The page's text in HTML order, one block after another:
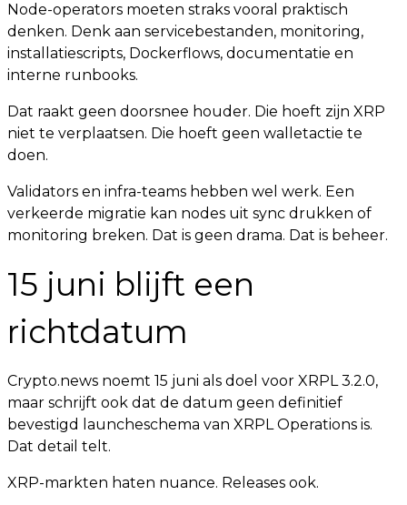
Node-operators moeten straks vooral praktisch
denken. Denk aan servicebestanden, monitoring,
installatiescripts, Dockerflows, documentatie en
interne runbooks.
Dat raakt geen doorsnee houder. Die hoeft zijn XRP
niet te verplaatsen. Die hoeft geen walletactie te
doen.
Validators en infra-teams hebben wel werk. Een
verkeerde migratie kan nodes uit sync drukken of
monitoring breken. Dat is geen drama. Dat is beheer.
15 juni blijft een
richtdatum
Crypto.news noemt 15 juni als doel voor XRPL 3.2.0,
maar schrijft ook dat de datum geen definitief
bevestigd launcheschema van XRPL Operations is.
Dat detail telt.
XRP-markten haten nuance. Releases ook.